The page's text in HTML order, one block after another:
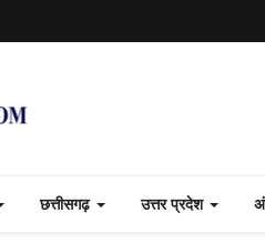
छत्तीसगढ़ उत्तर प्रदेश